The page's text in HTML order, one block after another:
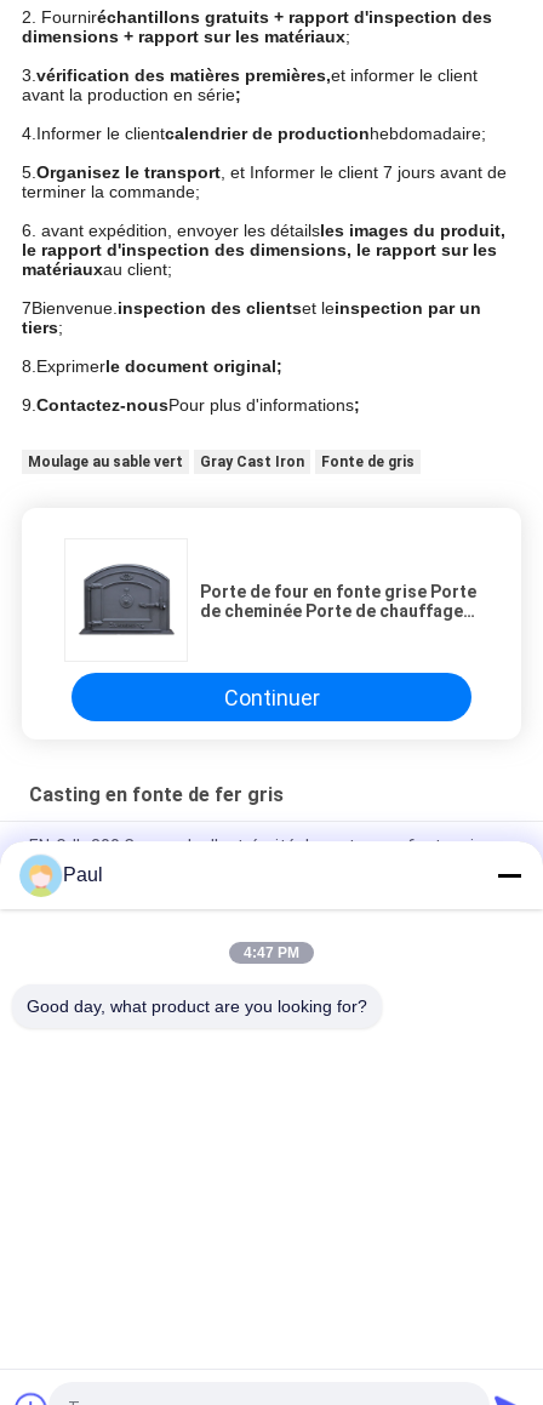
2. Fourniréchantillons gratuits + rapport d'inspection des
dimensions + rapport sur les matériaux;
3.vérification des matières premières,et informer le client
avant la production en série;
4.Informer le clientcalendrier de productionhebdomadaire;
5.Organisez le transport, et Informer le client 7 jours avant de
terminer la commande;
6. avant expédition, envoyer les détailsles images du produit,
le rapport d'inspection des dimensions, le rapport sur les
matériauxau client;
7Bienvenue.inspection des clientset leinspection par un
tiers;
8.Exprimerle document original;
9.Contactez-nousPour plus d'informations;
Moulage au sable vert Gray Cast Iron Fonte de gris
Porte de four en fonte grise Porte
de cheminée Porte de chauffage
Continuer
Casting en fonte de fer gris
EN-GJL-300 Couvercle d'extrémité de moteur en fonte grise
moulée au sable
Pièces de fonderie en sable de fer gris pour machines
Tuyaux En Fonte
Paul
4:47 PM
Good day, what product are you looking for?